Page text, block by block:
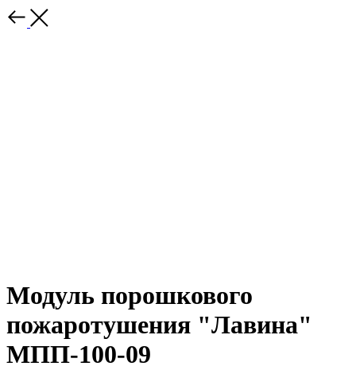
Модуль порошкового
пожаротушения "Лавина"
МПП-100-09